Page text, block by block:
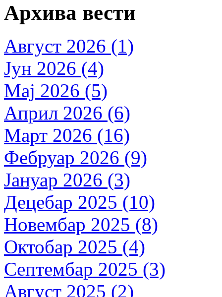
Архива вести
Август 2026 (1)
Јун 2026 (4)
Мај 2026 (5)
Април 2026 (6)
Март 2026 (16)
Фебруар 2026 (9)
Јануар 2026 (3)
Децебар 2025 (10)
Новембар 2025 (8)
Октобар 2025 (4)
Септембар 2025 (3)
Август 2025 (2)